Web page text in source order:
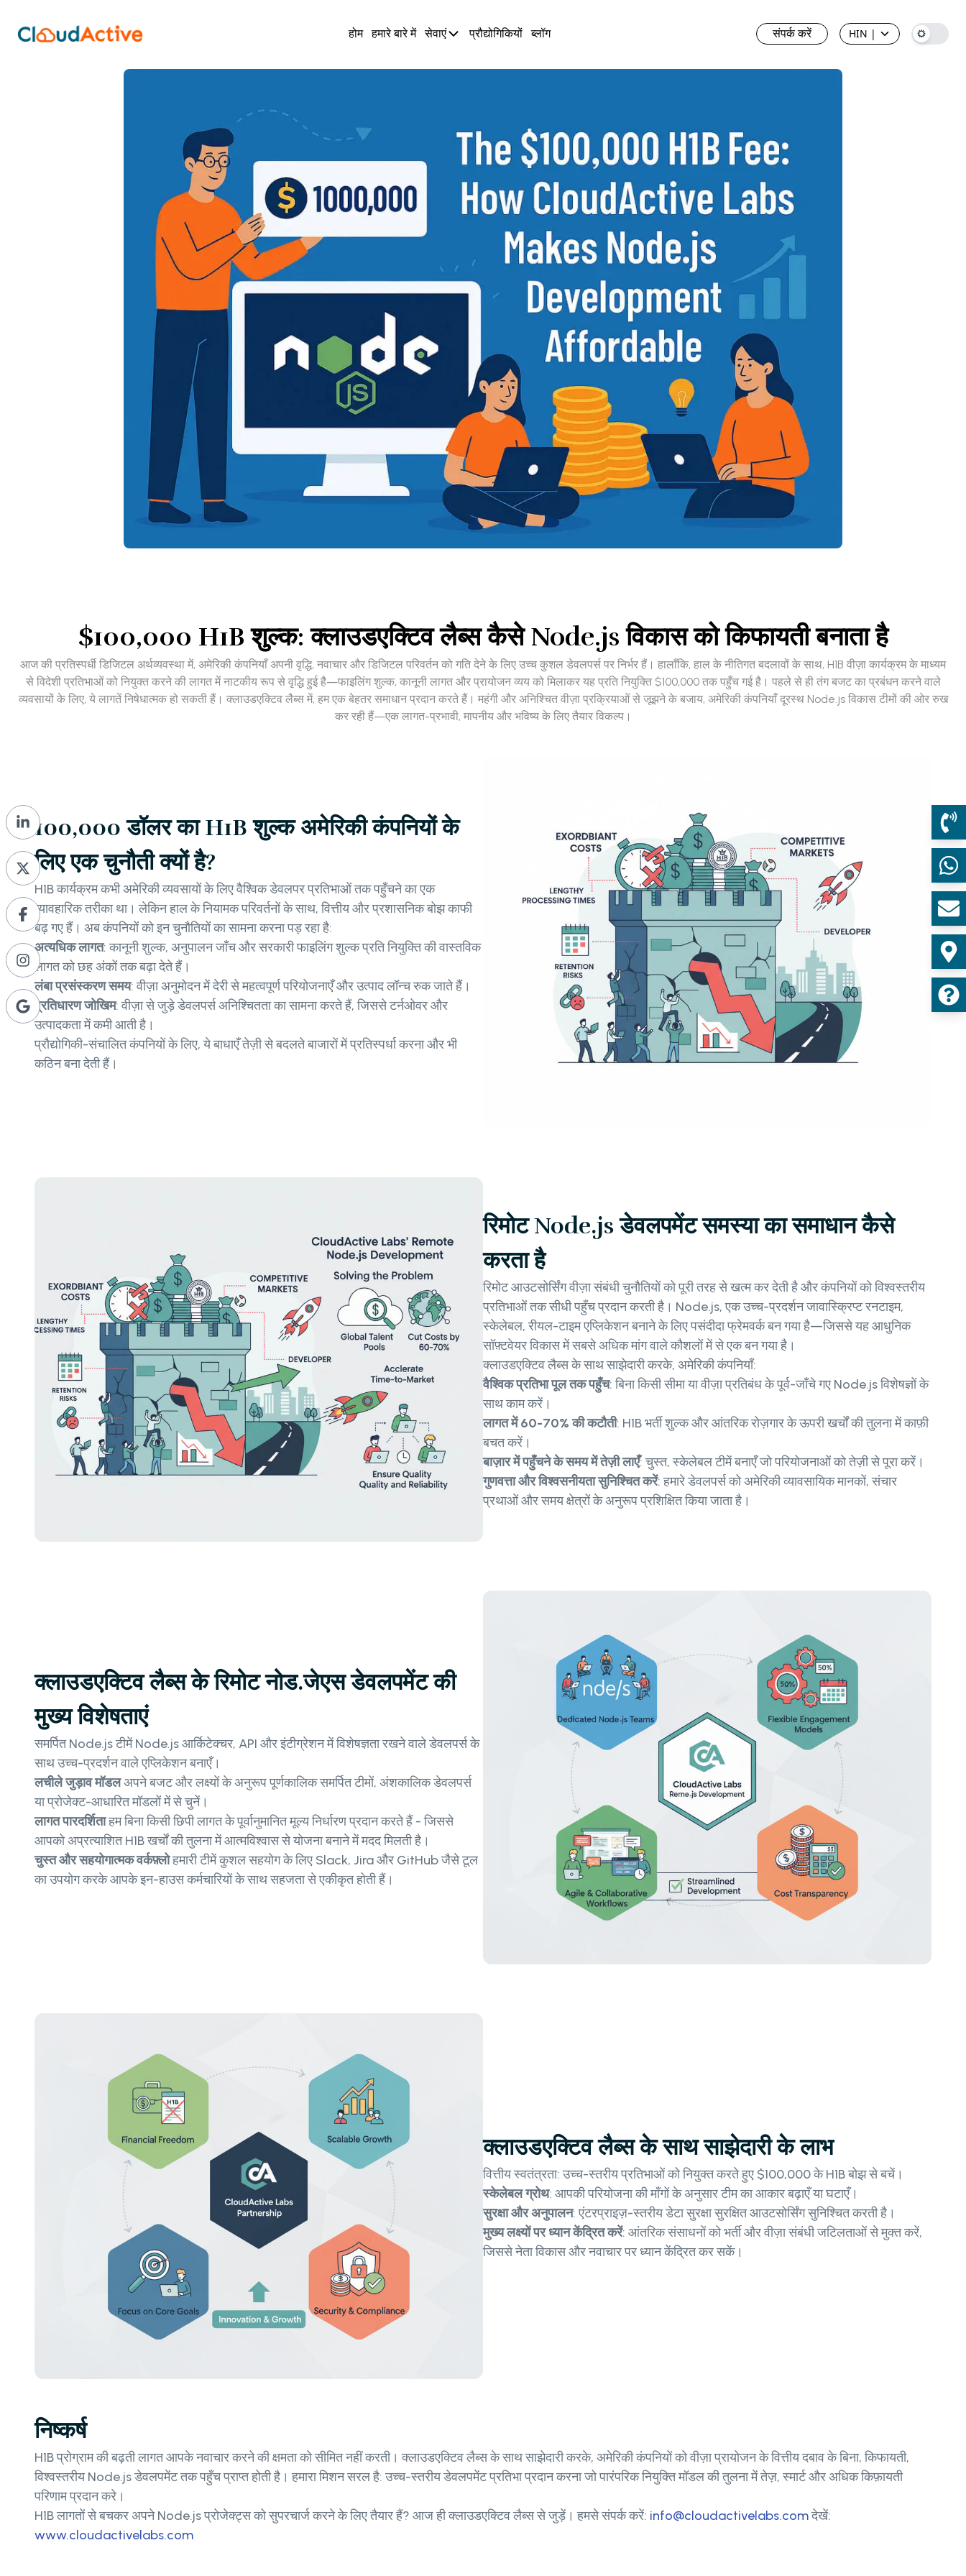
होम हमारे बारे में सेवाएं प्रौद्योगिकियों ब्लॉग संपर्क करें HIN |
$100,000 H1B शुल्क: क्लाउडएक्टिव लैब्स कैसे Node.js विकास को किफायती बनाता है
आज की प्रतिस्पर्धी डिजिटल अर्थव्यवस्था में, अमेरिकी कंपनियाँ अपनी वृद्धि, नवाचार और डिजिटल परिवर्तन को गति देने के लिए उच्च कुशल डेवलपर्स पर निर्भर हैं। हालाँकि, हाल के नीतिगत बदलावों के साथ, H1B वीज़ा कार्यक्रम के माध्यम
से विदेशी प्रतिभाओं को नियुक्त करने की लागत में नाटकीय रूप से वृद्धि हुई है—फाइलिंग शुल्क, कानूनी लागत और प्रायोजन व्यय को मिलाकर यह प्रति नियुक्ति $100,000 तक पहुँच गई है। पहले से ही तंग बजट का प्रबंधन करने वाले
व्यवसायों के लिए, ये लागतें निषेधात्मक हो सकती हैं। क्लाउडएक्टिव लैब्स में, हम एक बेहतर समाधान प्रदान करते हैं। महंगी और अनिश्चित वीज़ा प्रक्रियाओं से जूझने के बजाय, अमेरिकी कंपनियाँ दूरस्थ Node.js विकास टीमों की ओर रुख
कर रही हैं—एक लागत-प्रभावी, मापनीय और भविष्य के लिए तैयार विकल्प।
100,000 डॉलर का H1B शुल्क अमेरिकी कंपनियों के
लिए एक चुनौती क्यों है?
H1B कार्यक्रम कभी अमेरिकी व्यवसायों के लिए वैश्विक डेवलपर प्रतिभाओं तक पहुँचने का एक
व्यावहारिक तरीका था। लेकिन हाल के नियामक परिवर्तनों के साथ, वित्तीय और प्रशासनिक बोझ काफी
बढ़ गए हैं। अब कंपनियों को इन चुनौतियों का सामना करना पड़ रहा है:
अत्यधिक लागत: कानूनी शुल्क, अनुपालन जाँच और सरकारी फाइलिंग शुल्क प्रति नियुक्ति की वास्तविक
लागत को छह अंकों तक बढ़ा देते हैं।
लंबा प्रसंस्करण समय: वीज़ा अनुमोदन में देरी से महत्वपूर्ण परियोजनाएँ और उत्पाद लॉन्च रुक जाते हैं।
प्रतिधारण जोखिम: वीज़ा से जुड़े डेवलपर्स अनिश्चितता का सामना करते हैं, जिससे टर्नओवर और
उत्पादकता में कमी आती है।
प्रौद्योगिकी-संचालित कंपनियों के लिए, ये बाधाएँ तेज़ी से बदलते बाजारों में प्रतिस्पर्धा करना और भी
कठिन बना देती हैं।
रिमोट Node.js डेवलपमेंट समस्या का समाधान कैसे
करता है
रिमोट आउटसोर्सिंग वीज़ा संबंधी चुनौतियों को पूरी तरह से खत्म कर देती है और कंपनियों को विश्वस्तरीय
प्रतिभाओं तक सीधी पहुँच प्रदान करती है। Node.js, एक उच्च-प्रदर्शन जावास्क्रिप्ट रनटाइम,
स्केलेबल, रीयल-टाइम एप्लिकेशन बनाने के लिए पसंदीदा फ्रेमवर्क बन गया है—जिससे यह आधुनिक
सॉफ़्टवेयर विकास में सबसे अधिक मांग वाले कौशलों में से एक बन गया है।
क्लाउडएक्टिव लैब्स के साथ साझेदारी करके, अमेरिकी कंपनियाँ:
वैश्विक प्रतिभा पूल तक पहुँच: बिना किसी सीमा या वीज़ा प्रतिबंध के पूर्व-जाँचे गए Node.js विशेषज्ञों के
साथ काम करें।
लागत में 60-70% की कटौती: H1B भर्ती शुल्क और आंतरिक रोज़गार के ऊपरी खर्चों की तुलना में काफ़ी
बचत करें।
बाज़ार में पहुँचने के समय में तेज़ी लाएँ: चुस्त, स्केलेबल टीमें बनाएँ जो परियोजनाओं को तेज़ी से पूरा करें।
गुणवत्ता और विश्वसनीयता सुनिश्चित करें: हमारे डेवलपर्स को अमेरिकी व्यावसायिक मानकों, संचार
प्रथाओं और समय क्षेत्रों के अनुरूप प्रशिक्षित किया जाता है।
क्लाउडएक्टिव लैब्स के रिमोट नोड.जेएस डेवलपमेंट की
मुख्य विशेषताएं
समर्पित Node.js टीमें Node.js आर्किटेक्चर, API और इंटीग्रेशन में विशेषज्ञता रखने वाले डेवलपर्स के
साथ उच्च-प्रदर्शन वाले एप्लिकेशन बनाएँ।
लचीले जुड़ाव मॉडलअपने बजट और लक्ष्यों के अनुरूप पूर्णकालिक समर्पित टीमों, अंशकालिक डेवलपर्स
या प्रोजेक्ट-आधारित मॉडलों में से चुनें।
लागत पारदर्शिताहम बिना किसी छिपी लागत के पूर्वानुमानित मूल्य निर्धारण प्रदान करते हैं - जिससे
आपको अप्रत्याशित H1B खर्चों की तुलना में आत्मविश्वास से योजना बनाने में मदद मिलती है।
चुस्त और सहयोगात्मक वर्कफ़्लोहमारी टीमें कुशल सहयोग के लिए Slack, Jira और GitHub जैसे टूल
का उपयोग करके आपके इन-हाउस कर्मचारियों के साथ सहजता से एकीकृत होती हैं।
क्लाउडएक्टिव लैब्स के साथ साझेदारी के लाभ
वित्तीय स्वतंत्रता: उच्च-स्तरीय प्रतिभाओं को नियुक्त करते हुए $100,000 के H1B बोझ से बचें।
स्केलेबल ग्रोथ: आपकी परियोजना की माँगों के अनुसार टीम का आकार बढ़ाएँ या घटाएँ।
सुरक्षा और अनुपालन: एंटरप्राइज़-स्तरीय डेटा सुरक्षा सुरक्षित आउटसोर्सिंग सुनिश्चित करती है।
मुख्य लक्ष्यों पर ध्यान केंद्रित करें: आंतरिक संसाधनों को भर्ती और वीज़ा संबंधी जटिलताओं से मुक्त करें,
जिससे नेता विकास और नवाचार पर ध्यान केंद्रित कर सकें।
निष्कर्ष
H1B प्रोग्राम की बढ़ती लागत आपके नवाचार करने की क्षमता को सीमित नहीं करती। क्लाउडएक्टिव लैब्स के साथ साझेदारी करके, अमेरिकी कंपनियों को वीज़ा प्रायोजन के वित्तीय दबाव के बिना, किफायती,
विश्वस्तरीय Node.js डेवलपमेंट तक पहुँच प्राप्त होती है। हमारा मिशन सरल है: उच्च-स्तरीय डेवलपमेंट प्रतिभा प्रदान करना जो पारंपरिक नियुक्ति मॉडल की तुलना में तेज़, स्मार्ट और अधिक किफ़ायती
परिणाम प्रदान करे।
H1B लागतों से बचकर अपने Node.js प्रोजेक्ट्स को सुपरचार्ज करने के लिए तैयार हैं? आज ही क्लाउडएक्टिव लैब्स से जुड़ें। हमसे संपर्क करें: info@cloudactivelabs.comदेखें:
www.cloudactivelabs.com